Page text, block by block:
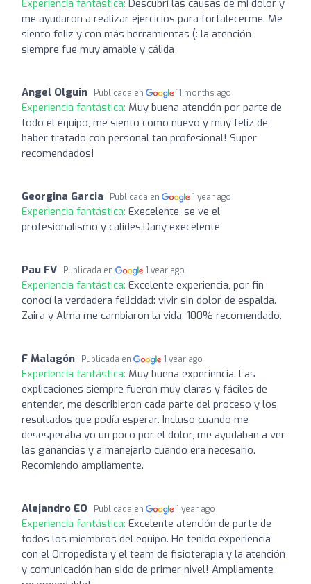
Experiencia fantástica: Descubrí las causas de mi dolor y
me ayudaron a realizar ejercicios para fortalecerme. Me
siento feliz y con más herramientas (: la atención
siempre fue muy amable y cálida
Angel Olguin Publicada en 11 months ago
Experiencia fantástica: Muy buena atención por parte de
todo el equipo, me siento como nuevo y muy feliz de
haber tratado con personal tan profesional! Super
recomendados!
Georgina Garcia Publicada en 1 year ago
Experiencia fantástica: Execelente, se ve el
profesionalismo y calides.Dany execelente
Pau FV Publicada en 1 year ago
Experiencia fantástica: Excelente experiencia, por fin
conocí la verdadera felicidad: vivir sin dolor de espalda.
Zaira y Alma me cambiaron la vida. 100% recomendado.
F Malagón Publicada en 1 year ago
Experiencia fantástica: Muy buena experiencia. Las
explicaciones siempre fueron muy claras y fáciles de
entender, me describieron cada parte del proceso y los
resultados que podía esperar. Incluso cuando me
desesperaba yo un poco por el dolor, me ayudaban a ver
las ganancias y a manejarlo cuando era necesario.
Recomiendo ampliamente.
Alejandro EO Publicada en 1 year ago
Experiencia fantástica: Excelente atención de parte de
todos los miembros del equipo. He tenido experiencia
con el Orropedista y el team de fisioterapia y la atención
y comunicación han sido de primer nivel! Ampliamente